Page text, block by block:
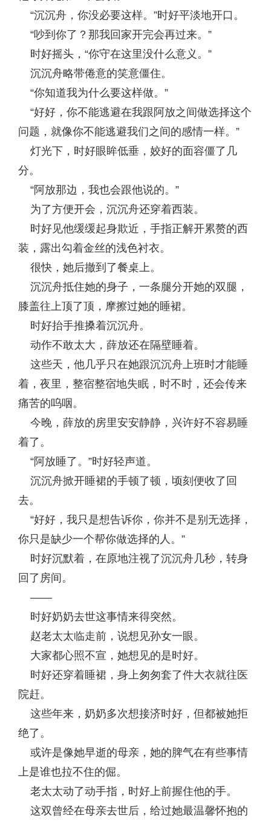
“沉沉舟，你没必要这样。”时好平淡地开口。
“吵到你了？那我回家开完会再过来。”
时好摇头，“你守在这里没什么意义。”
沉沉舟略带倦意的笑意僵住。
“你知道我为什么要这样做。”
“好好，你不能逃避在我跟阿放之间做选择这个
问题，就像你不能逃避我们之间的感情一样。”
灯光下，时好眼眸低垂，姣好的面容僵了几
分。
“阿放那边，我也会跟他说的。”
为了方便开会，沉沉舟还穿着西装。
时好见他缓缓起身欺近，手指正解开累赘的西
装，露出勾着金丝的浅色衬衣。
很快，她后撤到了餐桌上。
沉沉舟抵住她的身子，一条腿分开她的双腿，
膝盖往上顶了顶，摩擦过她的睡裙。
时好抬手推搡着沉沉舟。
动作不敢太大，薛放还在隔壁睡着。
这些天，他几乎只在她跟沉沉舟上班时才能睡
着，夜里，整宿整宿地失眠，时不时，还会传来
痛苦的呜咽。
今晚，薛放的房里安安静静，兴许好不容易睡
着了。
“阿放睡了。”时好轻声道。
沉沉舟掀开睡裙的手顿了顿，顷刻便收了回
去。
“好好，我只是想告诉你，你并不是别无选择，
你只是缺少一个帮你做选择的人。”
时好沉默着，在原地注视了沉沉舟几秒，转身
回了房间。
——
时好奶奶去世这事情来得突然。
赵老太太临走前，说想见孙女一眼。
大家都心照不宣，她想见的是时好。
时好还穿着睡裙，身上匆匆套了件大衣就往医
院赶。
这些年来，奶奶多次想接济时好，但都被她拒
绝了。
或许是像她早逝的母亲，她的脾气在有些事情
上是谁也拉不住的倔。
老太太动了动手指，时好上前握住他的手。
这双曾经在母亲去世后，给过她最温馨怀抱的